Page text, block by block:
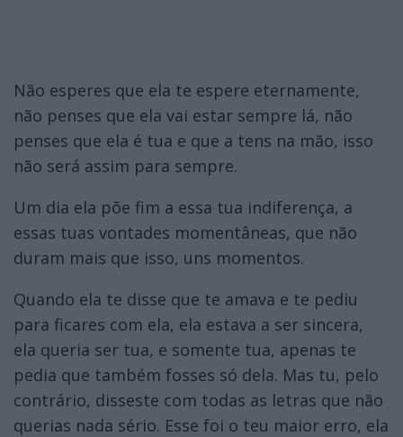
Não esperes que ela te espere eternamente,
não penses que ela vai estar sempre lá, não
penses que ela é tua e que a tens na mão, isso
não será assim para sempre.
Um dia ela põe fim a essa tua indiferença, a
essas tuas vontades momentâneas, que não
duram mais que isso, uns momentos.
Quando ela te disse que te amava e te pediu
para ficares com ela, ela estava a ser sincera,
ela queria ser tua, e somente tua, apenas te
pedia que também fosses só dela. Mas tu, pelo
contrário, disseste com todas as letras que não
querias nada sério. Esse foi o teu maior erro, ela